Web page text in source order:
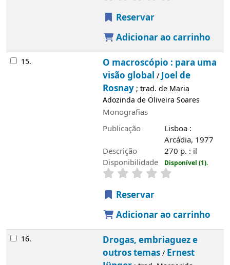
Reservar
Adicionar ao carrinho
15.
O macroscópio : para uma
visão global /Joel de
Rosnay; trad. de Maria
Adozinda de Oliveira Soares
Monografias
Publicação
Lisboa :
Arcádia, 1977
Descrição
270 p. : il
Disponibilidade
Disponível (1).
Reservar
Adicionar ao carrinho
16.
Drogas, embriaguez e
outros temas/ Ernest